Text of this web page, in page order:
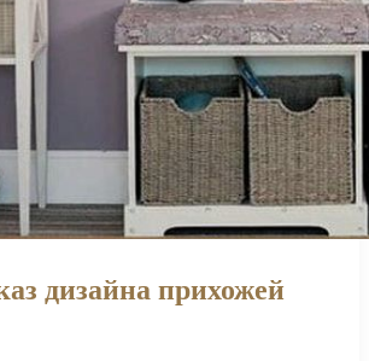
дизайна прихожей